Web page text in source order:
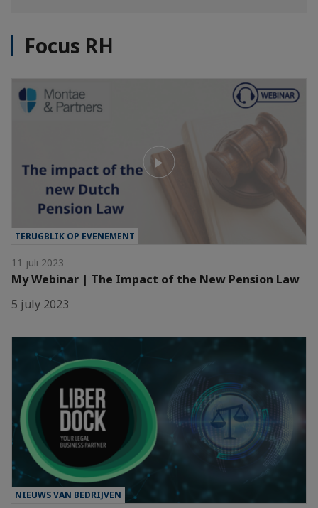
Focus RH
TERUGBLIK OP EVENEMENT
11 juli 2023
My Webinar | The Impact of the New Pension Law
5 july 2023
NIEUWS VAN BEDRIJVEN